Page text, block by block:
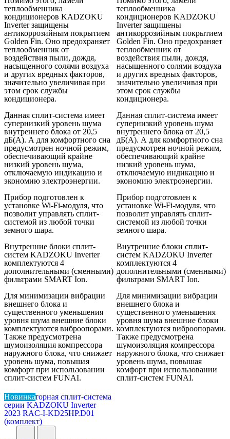
теплообменника
кондиционеров KADZOKU
Inverter защищены
антикоррозийным покрытием
Golden Fin. Оно предохраняет
теплообменник от
воздействия пыли, дождя,
насыщенного солями воздуха
и других вредных факторов,
значительно увеличивая при
этом срок службы
кондиционера.
Данная сплит-система имеет
супернизкий уровень шума
внутреннего блока от 20,5
дБ(А). А для комфортного сна
предусмотрен ночной режим,
обеспечивающий крайне
низкий уровень шума,
отключаемую индикацию и
экономию электроэнергии.
Прибор подготовлен к
установке Wi-Fi-модуля, что
позволит управлять сплит-
системой из любой точки
земного шара.
Внутренние блоки сплит-
систем KADZOKU Inverter
комплектуются 4
дополнительными (сменными)
фильтрами SMART Ion.
Для минимизации вибрации
внешнего блока и
существенного уменьшения
уровня шума внешние блоки
комплектуются виброопорами.
Также предусмотрена
шумоизоляция компрессора
наружного блока, что снижает
уровень шума, повышая
комфорт при использовании
сплит-систем FUNAI.
теплообменника
кондиционеров KADZOKU
Inverter защищены
антикоррозийным покрытием
Golden Fin. Оно предохраняет
теплообменник от
воздействия пыли, дождя,
насыщенного солями воздуха
и других вредных факторов,
значительно увеличивая при
этом срок службы
кондиционера.
Данная сплит-система имеет
супернизкий уровень шума
внутреннего блока от 20,5
дБ(А). А для комфортного сна
предусмотрен ночной режим,
обеспечивающий крайне
низкий уровень шума,
отключаемую индикацию и
экономию электроэнергии.
Прибор подготовлен к
установке Wi-Fi-модуля, что
позволит управлять сплит-
системой из любой точки
земного шара.
Внутренние блоки сплит-
систем KADZOKU Inverter
комплектуются 4
дополнительными (сменными)
фильтрами SMART Ion.
Для минимизации вибрации
внешнего блока и
существенного уменьшения
уровня шума внешние блоки
комплектуются виброопорами.
Также предусмотрена
шумоизоляция компрессора
наружного блока, что снижает
уровень шума, повышая
комфорт при использовании
сплит-систем FUNAI.
Новинка